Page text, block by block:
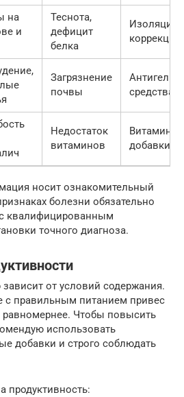
на
и
Теснота,
дефицит
белка
Изоляция,
Загрязнение
почвы
средства
Недостаток
витаминов
добавки в
носит ознакомительный
болезни обязательно
с квалифицированным
точного диагноза.
от условий содержания.
с правильным питанием привес
равномернее. Чтобы повысить
использовать
добавки и строго соблюдать